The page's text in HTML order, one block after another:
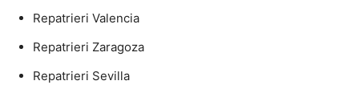
Repatrieri Valencia
Repatrieri Zaragoza
Repatrieri Sevilla